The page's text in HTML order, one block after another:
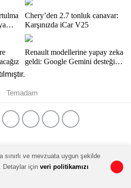
Chery’den 2.7 tonluk canavar:
Karşınızda iCar V25
Renault modellerine yapay zeka
geldi: Google Gemini desteği
Temadam
sınırlı ve mevzuata uygun şekilde
Detaylar için veri politikamızı